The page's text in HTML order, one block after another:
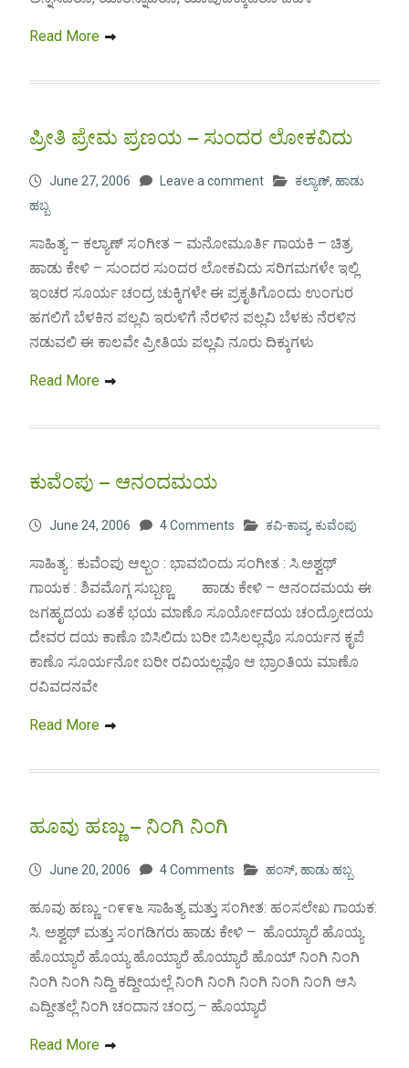
Read More
ಪ್ರೀತಿ ಪ್ರೇಮ ಪ್ರಣಯ – ಸುಂದರ ಲೋಕವಿದು
June 27, 2006 Leave a comment ಕಲ್ಯಾಣ್, ಹಾಡು
ಹಬ್ಬ
ಸಾಹಿತ್ಯ – ಕಲ್ಯಾಣ್ ಸಂಗೀತ – ಮನೋಮೂರ್ತಿ ಗಾಯಕಿ – ಚಿತ್ರ
ಹಾಡು ಕೇಳಿ – ಸುಂದರ ಸುಂದರ ಲೋಕವಿದು ಸರಿಗಮಗಳೇ ಇಲ್ಲಿ
ಇಂಚರ ಸೂರ್ಯ ಚಂದ್ರ ಚುಕ್ಕಿಗಳೇ ಈ ಪ್ರಕೃತಿಗೊಂದು ಉಂಗುರ
ಹಗಲಿಗೆ ಬೆಳಕಿನ ಪಲ್ಲವಿ ಇರುಳಿಗೆ ನೆರಳಿನ ಪಲ್ಲವಿ ಬೆಳಕು ನೆರಳಿನ
ನಡುವಲಿ ಈ ಕಾಲವೇ ಪ್ರೀತಿಯ ಪಲ್ಲವಿ ನೂರು ದಿಕ್ಕುಗಳು
Read More
ಕುವೆಂಪು – ಆನಂದಮಯ
June 24, 2006 4 Comments ಕವಿ-ಕಾವ್ಯ, ಕುವೆಂಪು
ಸಾಹಿತ್ಯ : ಕುವೆಂಪು ಆಲ್ಬಂ : ಭಾವಬಿಂದು ಸಂಗೀತ : ಸಿ.ಅಶ್ವಥ್
ಗಾಯಕ : ಶಿವಮೊಗ್ಗ ಸುಬ್ಬಣ್ಣ ಹಾಡು ಕೇಳಿ – ಆನಂದಮಯ ಈ
ಜಗಹೃದಯ ಏತಕೆ ಭಯ ಮಾಣೊ ಸೂರ್ಯೋದಯ ಚಂದ್ರೋದಯ
ದೇವರ ದಯ ಕಾಣೊ ಬಿಸಿಲಿದು ಬರೀ ಬಿಸಿಲಲ್ಲವೊ ಸೂರ್ಯನ ಕೃಪೆ
ಕಾಣೊ ಸೂರ್ಯನೋ ಬರೀ ರವಿಯಲ್ಲವೊ ಆ ಭ್ರಾಂತಿಯ ಮಾಣೊ
ರವಿವದನವೇ
Read More
ಹೂವು ಹಣ್ಣು – ನಿಂಗಿ ನಿಂಗಿ
June 20, 2006 4 Comments ಹಂಸ್, ಹಾಡು ಹಬ್ಬ
ಹೂವು ಹಣ್ಣು -೧೯೯೬ ಸಾಹಿತ್ಯ ಮತ್ತು ಸಂಗೀತ: ಹಂಸಲೇಖ ಗಾಯಕ:
ಸಿ. ಅಶ್ವಥ್ ಮತ್ತು ಸಂಗಡಿಗರು ಹಾಡು ಕೇಳಿ – ಹೊಯ್ಯಾರೆ ಹೊಯ್ಯ
ಹೊಯ್ಯಾರೆ ಹೊಯ್ಯ ಹೊಯ್ಯಾರೆ ಹೊಯ್ಯಾರೆ ಹೊಯ್ ನಿಂಗಿ ನಿಂಗಿ
ನಿಂಗಿ ನಿಂಗಿ ನಿದ್ದಿ ಕದ್ದೀಯಲ್ಲೆ ನಿಂಗಿ ನಿಂಗಿ ನಿಂಗಿ ನಿಂಗಿ ನಿಂಗಿ ಆಸಿ
ಎದ್ದೀತಲ್ಲೆ ನಿಂಗಿ ಚಂದಾನ ಚಂದ್ರ – ಹೊಯ್ಯಾರೆ
Read More